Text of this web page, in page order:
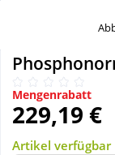
Täglich gut
Natur &
Sanitätshaus
Mengenrabatt
229,19 €
Artikel verfügbar